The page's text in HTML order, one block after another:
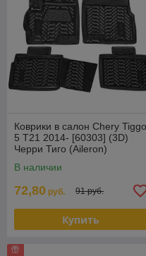
Коврики в салон Chery Tiggo
5 T21 2014- [60303] (3D)
Черри Тиго (Aileron)
В наличии
72,80 руб. 91 руб.
Купить